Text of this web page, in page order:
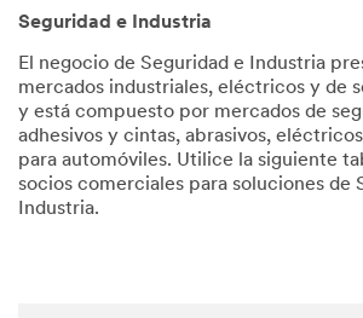
Name
*
Name
* Email
Seguridad e Industria
El negocio de Seguridad e Industria
mercados industriales, eléctricos y de
y está compuesto por mercados de
adhesivos y cintas, abrasivos,
para automóviles. Utilice la siguiente
socios comerciales para soluciones de
Industria.